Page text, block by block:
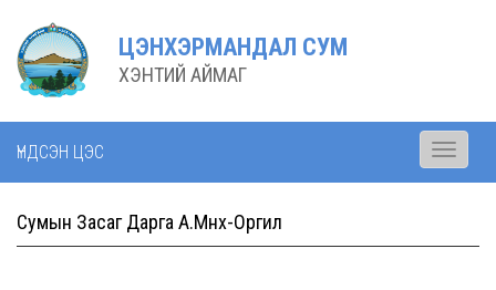
ЦЭНХЭРМАНДАЛ СУМ
ХЭНТИЙ АЙМАГ
ҮНДСЭН ЦЭС
Toggle
Сумын Засаг Дарга А.Мөнх-Оргил